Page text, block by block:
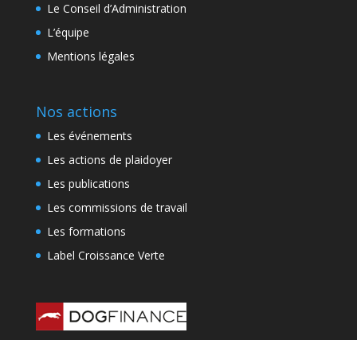
Le Conseil d’Administration
L’équipe
Mentions légales
Nos actions
Les événements
Les actions de plaidoyer
Les publications
Les commissions de travail
Les formations
Label Croissance Verte